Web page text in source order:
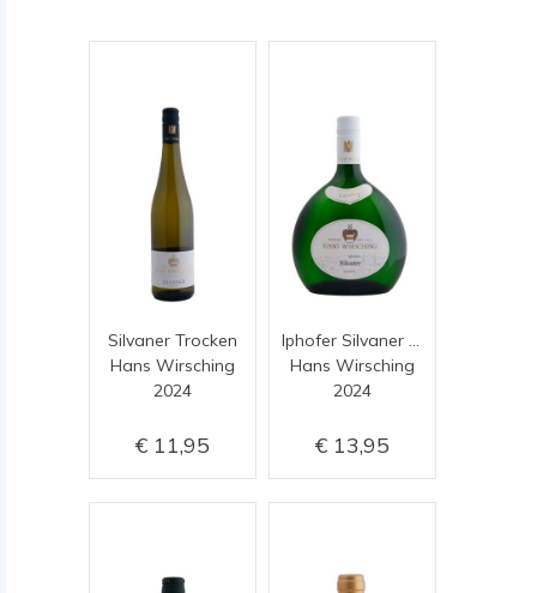
Silvaner Trocken
Hans Wirsching
2024
11,95
Hans Wirsching
2024
13,95